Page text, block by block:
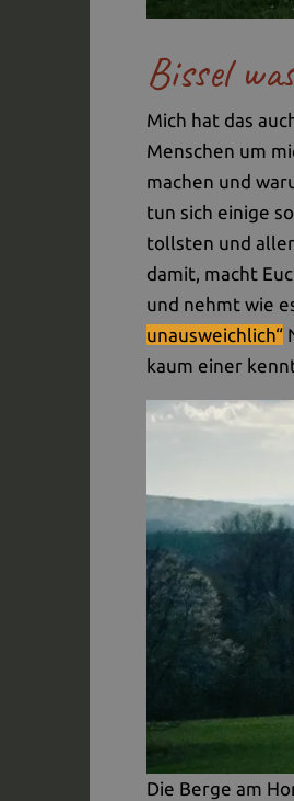
Bissel
Mich hat das
Menschen um
machen und
tun sich einige
tollsten und
damit, macht
und nehmt wie
unausweichlich“
kaum einer
Die Berge am